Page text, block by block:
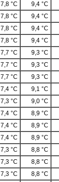
7,8 °C 9,4 °C
7,8 °C 9,4 °C
7,8 °C 9,4 °C
7,8 °C 9,4 °C
7,7 °C 9,3 °C
7,7 °C 9,3 °C
7,7 °C 9,3 °C
7,4 °C 9,1 °C
7,3 °C 9,0 °C
7,4 °C 8,9 °C
7,4 °C 8,9 °C
7,4 °C 8,9 °C
7,3 °C 8,8 °C
7,3 °C 8,8 °C
7,3 °C 8,8 °C